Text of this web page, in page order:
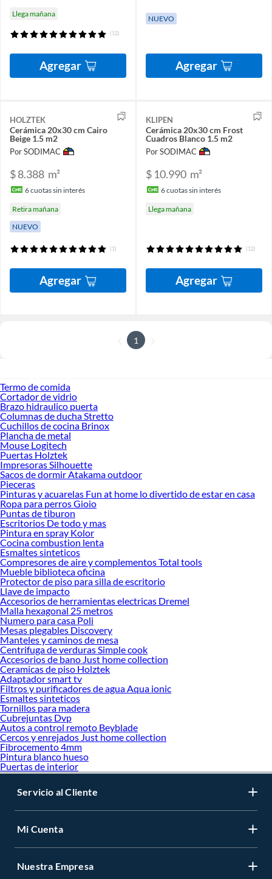
Llega mañana
(12)
Agregar
NUEVO
Agregar
HOLZTEK
Cerámica 20x30 cm Cairo
Beige 1.5 m2
Por SODIMAC
$ 8.388 m²
6cuotas sin interés
Retira mañana
NUEVO
(1)
Agregar
KLIPEN
Cerámica 20x30 cm Frost
Cuadros Blanco 1.5 m2
Por SODIMAC
$ 10.990 m²
6cuotas sin interés
Llega mañana
(12)
Agregar
1
Termo de comida
Cortador de vidrio
Brazo hidraulico puerta
Columnas de ducha Stretto
Cuchillos de cocina Brinox
Plancha de metal
Mouse Logitech
Puertas Holztek
Impresoras Silhouette
Sacos de dormir Atakama outdoor
Pieceras
Pinturas y acuarelas Fun at home lo divertido de estar en casa
Ropa para perros Gioio
Puntas de tiburon
Escritorios De todo y mas
Pintura en spray Kolor
Cocina combustion lenta
Esmaltes sinteticos
Compresores de aire y complementos Total tools
Mueble biblioteca oficina
Protector de piso para silla de escritorio
Llave de impacto
Accesorios de herramientas electricas Dremel
Malla hexagonal 25 metros
Numero para casa Poli
Mesas plegables Discovery
Manteles y caminos de mesa
Centrifuga de verduras Simple cook
Accesorios de bano Just home collection
Ceramicas de piso Holztek
Adaptador smart tv
Filtros y purificadores de agua Aqua ionic
Esmaltes sinteticos
Tornillos para madera
Cubrejuntas Dvp
Autos a control remoto Beyblade
Cercos y enrejados Just home collection
Fibrocemento 4mm
Pintura blanco hueso
Puertas de interior
Servicio al Cliente
Mi Cuenta
Nuestra Empresa